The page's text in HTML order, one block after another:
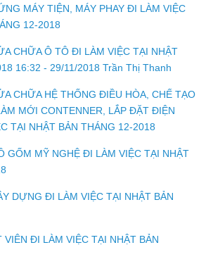
MÁY TIỆN, MÁY PHAY ĐI LÀM VIỆC
12-2018
CHỮA Ô TÔ ĐI LÀM VIỆC TẠI NHẬT
16:32 - 29/11/2018 Trần Thị Thanh
CHỮA HỆ THỐNG ĐIỀU HÒA, CHẾ TẠO
MỚI CONTENNER, LẮP ĐẶT ĐIỆN
TẠI NHẬT BẢN THÁNG 12-2018
GỐM MỸ NGHỆ ĐI LÀM VIỆC TẠI NHẬT
DỰNG ĐI LÀM VIỆC TẠI NHẬT BẢN
VIÊN ĐI LÀM VIỆC TẠI NHẬT BẢN